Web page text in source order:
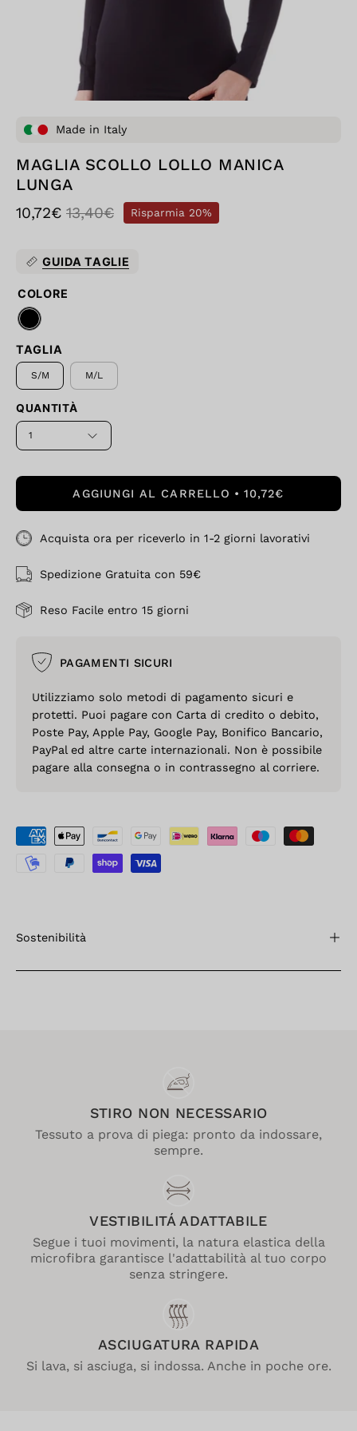
Made in Italy
MAGLIA SCOLLO LOLLO MANICA
LUNGA
10,72€ 13,40€ Risparmia 20%
GUIDA TAGLIE
COLORE
TAGLIA
S/M M/L
QUANTITÀ
1
AGGIUNGI AL CARRELLO 10,72€
Acquista ora per riceverlo in 1-2 giorni lavorativi
Spedizione Gratuita con 59€
Reso Facile entro 15 giorni
PAGAMENTI SICURI
Utilizziamo solo metodi di pagamento sicuri e
protetti. Puoi pagare con Carta di credito o debito,
Poste Pay, Apple Pay, Google Pay, Bonifico Bancario,
PayPal ed altre carte internazionali. Non è possibile
pagare alla consegna o in contrassegno al corriere.
Sostenibilità
STIRO NON NECESSARIO
Tessuto a prova di piega: pronto da indossare,
sempre.
VESTIBILITÁ ADATTABILE
Segue i tuoi movimenti, la natura elastica della
microfibra garantisce l'adattabilità al tuo corpo
senza stringere.
ASCIUGATURA RAPIDA
Si lava, si asciuga, si indossa. Anche in poche ore.